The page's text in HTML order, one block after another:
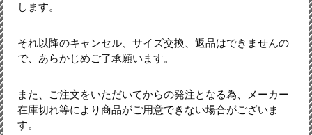
します。
それ以降のキャンセル、サイズ交換、返品はできませんの
で、あらかじめご了承願います。
また、ご注文をいただいてからの発注となる為、メーカー
在庫切れ等により商品がご用意できない場合がございま
す。